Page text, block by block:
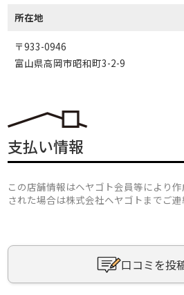
所在地
〒933-0946
富山県高岡市昭和町3-2-9
支払い情報
この店舗情報はヘヤゴト会員等により
された場合は株式会社ヘヤゴトまでご連
口コミを投